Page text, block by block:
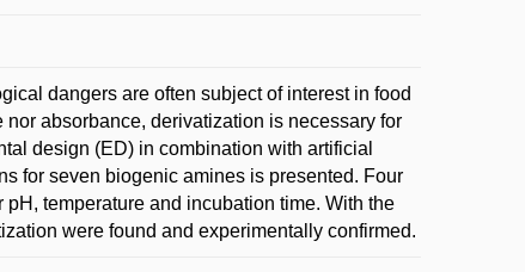
dangers are often subject of interest in food
absorbance, derivatization is necessary for
design (ED) in combination with artificial
for seven biogenic amines is presented. Four
temperature and incubation time. With the
were found and experimentally confirmed.